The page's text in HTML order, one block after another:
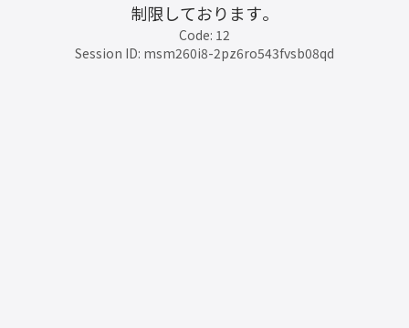
制限しております。
Code: 12
Session ID: msm260i8-2pz6ro543fvsb08qd